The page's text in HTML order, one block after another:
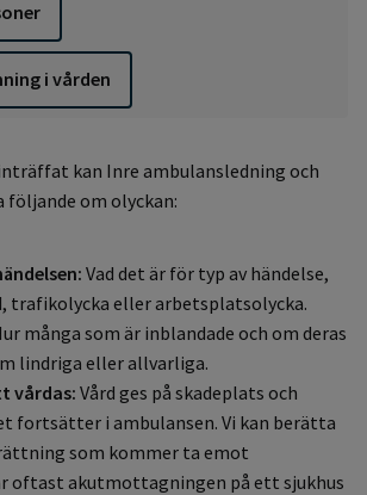
i vården
kan Inre ambulansledning och
följande om olyckan:
Vad det är för typ av händelse,
trafikolycka eller arbetsplatsolycka.
många som är inblandade och om deras
lindriga eller allvarliga.
vårdas: Vård ges på skadeplats och
fortsätter i ambulansen. Vi kan berätta
som kommer ta emot
oftast akutmottagningen på ett sjukhus